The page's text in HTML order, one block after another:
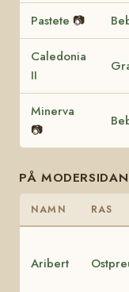
Pastete 📷
Caledonia
II
Minerva
📷
PÅ
NAMN RAS
Aribert